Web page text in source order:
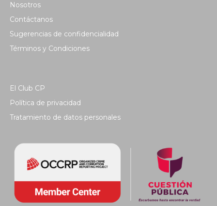
Nosotros
Contáctanos
Sugerencias de confidencialidad
Términos y Condiciones
El Club CP
Política de privacidad
Tratamiento de datos personales